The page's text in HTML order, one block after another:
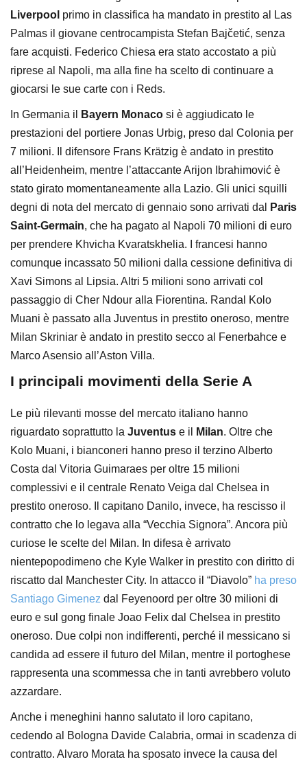
Liverpool primo in classifica ha mandato in prestito al Las
Palmas il giovane centrocampista Stefan Bajčetić, senza
fare acquisti. Federico Chiesa era stato accostato a più
riprese al Napoli, ma alla fine ha scelto di continuare a
giocarsi le sue carte con i Reds.
In Germania il Bayern Monaco si è aggiudicato le
prestazioni del portiere Jonas Urbig, preso dal Colonia per
7 milioni. Il difensore Frans Krätzig è andato in prestito
all’Heidenheim, mentre l’attaccante Arijon Ibrahimović è
stato girato momentaneamente alla Lazio. Gli unici squilli
degni di nota del mercato di gennaio sono arrivati dal
Paris
Saint-Germain, che ha pagato al Napoli 70 milioni di euro
per prendere Khvicha Kvaratskhelia. I francesi hanno
comunque incassato 50 milioni dalla cessione definitiva di
Xavi Simons al Lipsia. Altri 5 milioni sono arrivati col
passaggio di Cher Ndour alla Fiorentina. Randal Kolo
Muani è passato alla Juventus in prestito oneroso, mentre
Milan Skriniar è andato in prestito secco al Fenerbahce e
Marco Asensio all’Aston Villa.
I principali movimenti della Serie A
Le più rilevanti mosse del mercato italiano hanno
riguardato soprattutto la Juventus e il Milan. Oltre che
Kolo Muani, i bianconeri hanno preso il terzino Alberto
Costa dal Vitoria Guimaraes per oltre 15 milioni
complessivi e il centrale Renato Veiga dal Chelsea in
prestito oneroso. Il capitano Danilo, invece, ha rescisso il
contratto che lo legava alla “Vecchia Signora”. Ancora più
curiose le scelte del Milan. In difesa è arrivato
nientepopodimeno che Kyle Walker in prestito con diritto di
riscatto dal Manchester City. In attacco il “Diavolo” ha preso
Santiago Gimenez dal Feyenoord per oltre 30 milioni di
euro e sul gong finale Joao Felix dal Chelsea in prestito
oneroso. Due colpi non indifferenti, perché il messicano si
candida ad essere il futuro del Milan, mentre il portoghese
rappresenta una scommessa che in tanti avrebbero voluto
azzardare.
Anche i meneghini hanno salutato il loro capitano,
cedendo al Bologna Davide Calabria, ormai in scadenza di
contratto. Alvaro Morata ha sposato invece la causa del